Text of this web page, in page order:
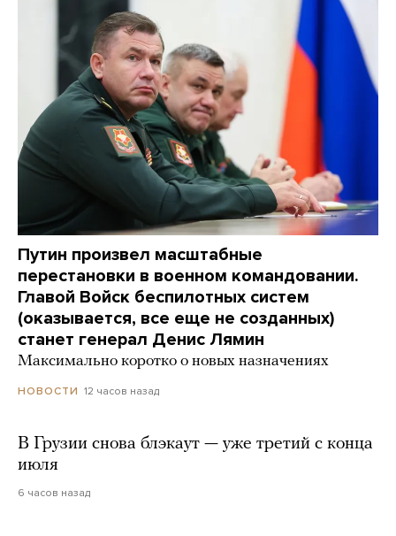
Путин произвел масштабные
перестановки в военном командовании.
Главой Войск беспилотных систем
(оказывается, все еще не созданных)
станет генерал Денис Лямин
Максимально коротко о новых назначениях
НОВОСТИ 12 часов назад
В Грузии снова блэкаут — уже третий с конца
июля
6 часов назад